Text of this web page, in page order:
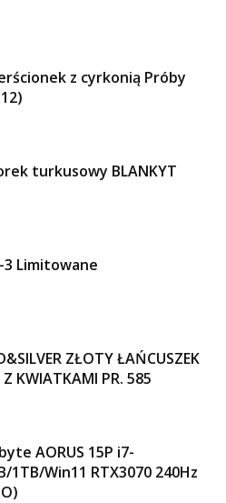
z cyrkonią Próby
turkusowy BLANKYT
3 Limitowane
ZŁOTY ŁAŃCUSZEK
Z KWIATKAMI PR. 585
AORUS 15P i7-
1TB/Win11 RTX3070 240Hz